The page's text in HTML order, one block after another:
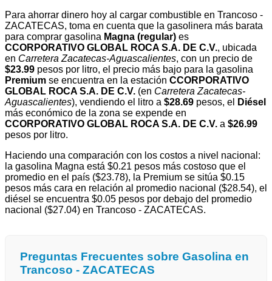
Para ahorrar dinero hoy al cargar combustible en Trancoso -
ZACATECAS, toma en cuenta que la gasolinera más barata
para comprar gasolina Magna (regular) es
CCORPORATIVO GLOBAL ROCA S.A. DE C.V., ubicada
en Carretera Zacatecas-Aguascalientes, con un precio de
$23.99 pesos por litro, el precio más bajo para la gasolina
Premium se encuentra en la estación CCORPORATIVO
GLOBAL ROCA S.A. DE C.V. (en Carretera Zacatecas-
Aguascalientes), vendiendo el litro a $28.69 pesos, el
Diésel
más económico de la zona se expende en
CCORPORATIVO GLOBAL ROCA S.A. DE C.V. a $26.99
pesos por litro.
Haciendo una comparación con los costos a nivel nacional:
la gasolina Magna está $0.21 pesos más costoso que el
promedio en el país ($23.78), la Premium se sitúa $0.15
pesos más cara en relación al promedio nacional ($28.54), el
diésel se encuentra $0.05 pesos por debajo del promedio
nacional ($27.04) en Trancoso - ZACATECAS.
Preguntas Frecuentes sobre Gasolina en
Trancoso - ZACATECAS